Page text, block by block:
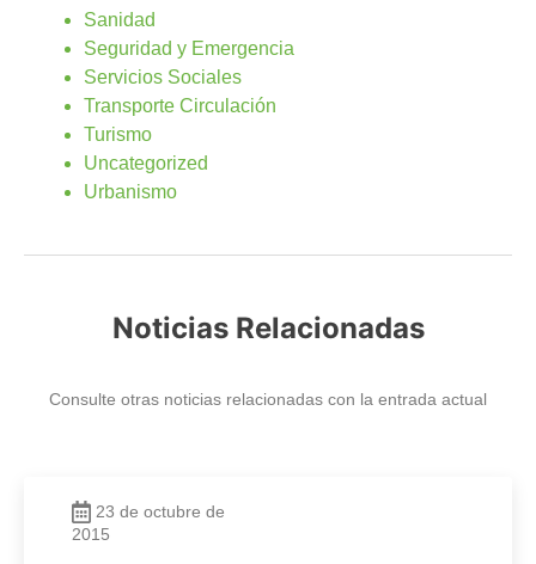
Sanidad
Seguridad y Emergencia
Servicios Sociales
Transporte Circulación
Turismo
Uncategorized
Urbanismo
Noticias Relacionadas
Consulte otras noticias relacionadas con la entrada actual
23 de octubre de
2015